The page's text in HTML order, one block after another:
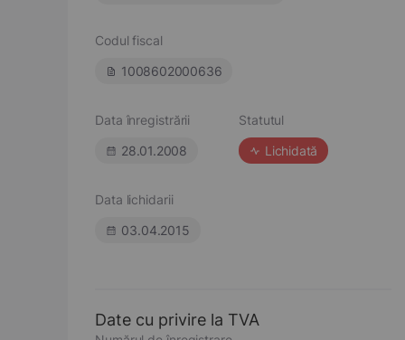
Codul fiscal
1008602000636
Data înregistrării
28.01.2008
Statutul
Lichidată
Data lichidarii
03.04.2015
Date cu privire la TVA